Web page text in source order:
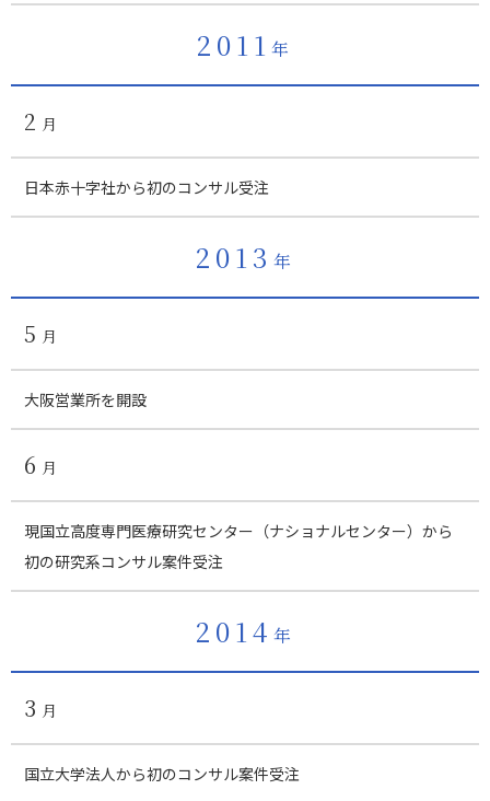
2011 年
2 月
日本赤十字社から初のコンサル受注
2013 年
5 月
大阪営業所を開設
6 月
現国立高度専門医療研究センター（ナショナルセンター）から
初の研究系コンサル案件受注
2014 年
3 月
国立大学法人から初のコンサル案件受注